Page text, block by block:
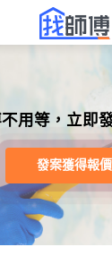
用等，立即
發案獲得報價